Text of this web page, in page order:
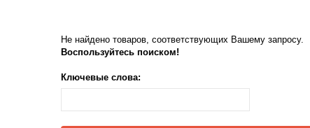
Не найдено товаров, соответствующих Вашему запросу.
Воспользуйтесь поиском!
Ключевые слова: